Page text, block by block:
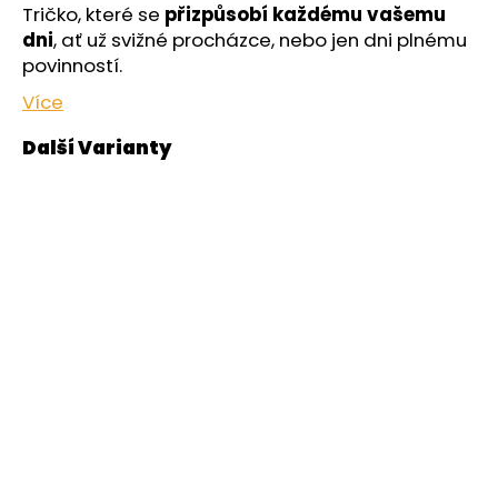
Tričko, které se přizpůsobí každému vašemu
dni, ať už svižné procházce, nebo jen dni plnému
povinností.
Více
ČERNÁ
439
Kč